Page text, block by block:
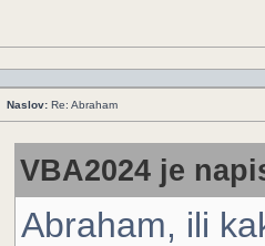
Naslov: Re: Abraham
VBA2024 je
Abraham, ili